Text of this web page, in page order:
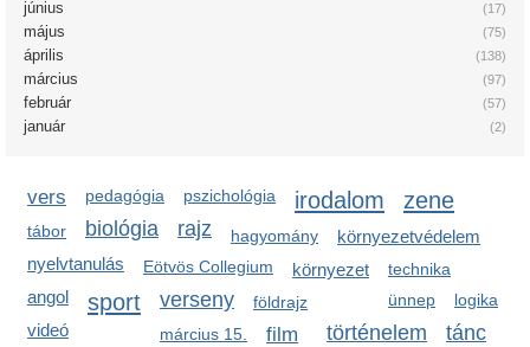
(17)
június
(75)
május
(138)
április
(97)
március
(57)
február
(2)
január
vers pedagógia pszichológia irodalom zene
biológia rajz hagyomány
környezetvédelem
nyelvtanulás
Eötvös Collegium környezet technika
angol sport verseny ünnep
földrajz logika
történelem
március 15.
videó
tánc
film
tábor